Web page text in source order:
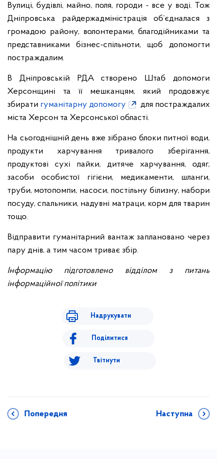
Вулиці, будівлі, майно, поля, городи - все у воді. Тож
Дніпровська райдержадміністрація об’єдналася з
громадою району, волонтерами, благодійниками та
представниками бізнес-спільноти, щоб допомогти
постраждалим.
В Дніпровській РДА створено Штаб допомоги
Херсонщині та її мешканцям, який продовжує
збирати гуманітарну допомогу
для постраждалих
міста Херсон та Херсонської області.
На сьогоднішній день вже зібрано блоки питної води,
продукти харчування тривалого зберігання,
продуктові сухі пайки, дитяче харчування, одяг,
засоби особистої гігієни, медикаменти, шланги,
труби, мотопомпи, насоси, постільну білизну, набори
посуду, спальники, надувні матраци, корм для тварин
тощо.
Відправити гуманітарний вантаж заплановано через
пару днів, а тим часом триває збір.
Інформацію підготовлено відділом з питань
інформаційної політики
Надрукувати
Поділитися
Твітнути
Попередня Наступна